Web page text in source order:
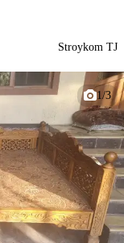
Stroykom TJ
1/3